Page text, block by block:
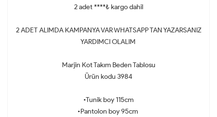
2 adet ****₺ kargo dahil
2 ADET ALIMDA KAMPANYA VAR WHATSAPP TAN YAZARSANIZ
YARDIMCI OLALIM
Marjin Kot Takım Beden Tablosu
Ürün kodu 3984
•Tunik boy 115cm
•Pantolon boy 95cm